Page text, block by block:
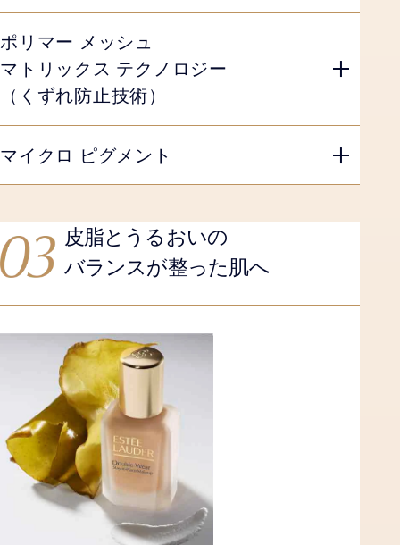
ポリマー メッシュ
マトリックス テクノロジー
（くずれ防止技術）
マイクロ ピグメント
皮脂とうるおいの
バランスが整った肌へ